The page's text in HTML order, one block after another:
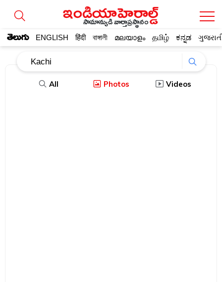
సామాన్యుడి వార్తాప్రస్థానం
తెలుగు ENGLISH हिंदी বাঙ্গালী മലയാളം தமிழ் ಕನ್ನಡ
All Photos Videos